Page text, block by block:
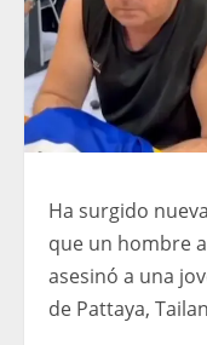
Ha surgido
que un hombre
asesinó a una
de Pattaya,